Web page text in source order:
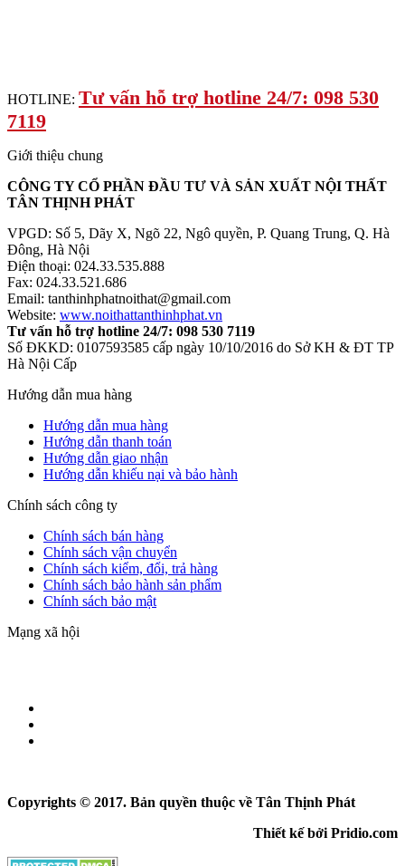
HOTLINE: Tư vấn hỗ trợ hotline 24/7: 098 530
7119
Giới thiệu chung
CÔNG TY CỔ PHẦN ĐẦU TƯ VÀ SẢN XUẤT NỘI THẤT
TÂN THỊNH PHÁT
VPGD: Số 5, Dãy X, Ngõ 22, Ngô quyền, P. Quang Trung, Q. Hà
Đông, Hà Nội
Điện thoại: 024.33.535.888
Fax: 024.33.521.686
Email: tanthinhphatnoithat@gmail.com
Website: www.noithattanthinhphat.vn
Tư vấn hỗ trợ hotline 24/7: 098 530 7119
Số ĐKKD: 0107593585 cấp ngày 10/10/2016 do Sở KH & ĐT TP
Hà Nội Cấp
Hướng dẫn mua hàng
Hướng dẫn mua hàng
Hướng dẫn thanh toán
Hướng dẫn giao nhận
Hướng dẫn khiếu nại và bảo hành
Chính sách công ty
Chính sách bán hàng
Chính sách vận chuyển
Chính sách kiểm, đổi, trả hàng
Chính sách bảo hành sản phẩm
Chính sách bảo mật
Mạng xã hội
Copyrights © 2017. Bản quyền thuộc về Tân Thịnh Phát
Thiết kế bởi Pridio.com